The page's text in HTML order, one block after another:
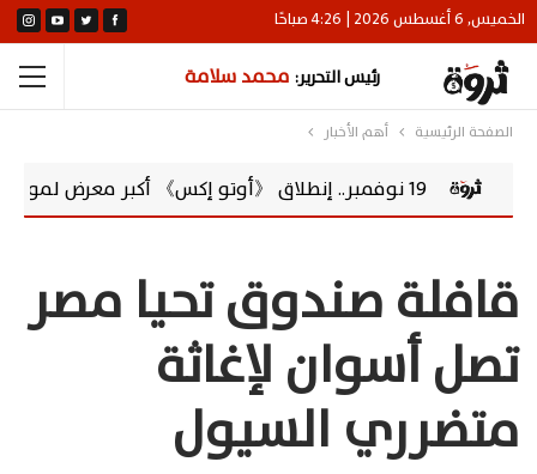
الخميس, 6 أغسطس 2026 | 4:26 صباحًا
رئيس التحرير: محمد سلامة
الصفحة الرئيسية أهم الأخبار
قافلة صندوق تحيا مصر
تصل أسوان لإغاثة
متضرري السيول